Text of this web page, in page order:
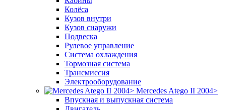
Колёса
Кузов внутри
Кузов снаружи
Подвеска
Рулевое управление
Система охлаждения
Тормозная система
Трансмиссия
Электрооборудование
Mercedes Atego II 2004>
Впускная и выпускная система